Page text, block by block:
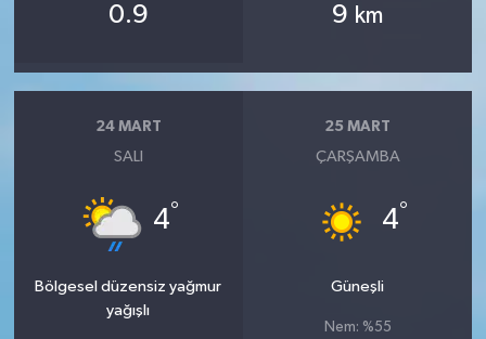
0.9 9 km
24 MART
SALI
4°
Bölgesel düzensiz yağmur
yağışlı
25 MART
ÇARŞAMBA
4°
Güneşli
Nem: %55